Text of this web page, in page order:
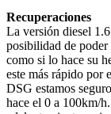
Recuperaciones
La versión diesel
posibilidad de
como si lo hace su
este más rápido por
DSG estamos
hace el 0 a 100km/